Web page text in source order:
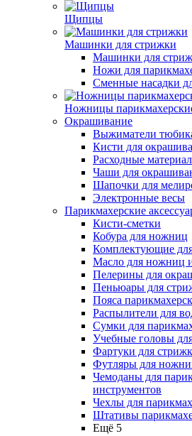
Щипцы
Машинки для стрижки
Машинки для
Ножи для
Сменные насадки
Ножницы
Окрашивание
Выжиматели
Кисти для
Расходные
Чаши для
Шапочки для
Электронные весы
Парикмахерские
Кисти-сметки
Кобура для ножниц
Комплектующие
Масло для ножниц
Пелерины для
Пеньюары для
Пояса
Распылители для
Сумки для
Учебные головы
Фартуки для
Футляры для
Чемоданы для
инструментов
Чехлы для
Штативы
Ещё 5